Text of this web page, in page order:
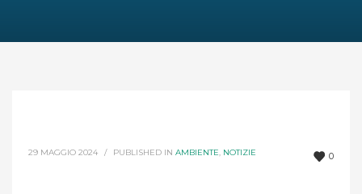
0
29 MAGGIO 2024 / PUBLISHED IN AMBIENTE, NOTIZIE